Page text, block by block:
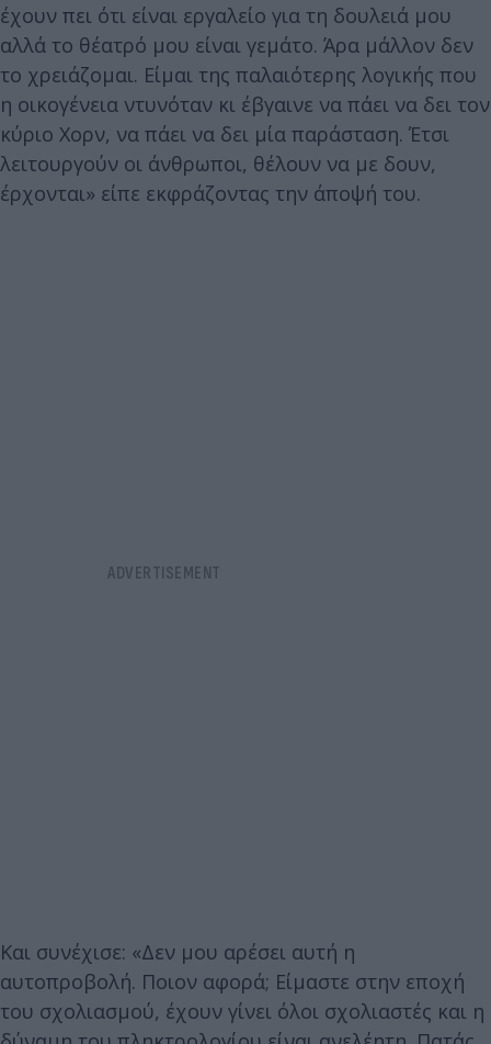
έχουν πει ότι είναι εργαλείο για τη δουλειά μου
αλλά το θέατρό μου είναι γεμάτο. Άρα μάλλον δεν
το χρειάζομαι. Είμαι της παλαιότερης λογικής που
η οικογένεια ντυνόταν κι έβγαινε να πάει να δει τον
κύριο Χορν, να πάει να δει μία παράσταση. Έτσι
λειτουργούν οι άνθρωποι, θέλουν να με δουν,
έρχονται» είπε εκφράζοντας την άποψή του.
Και συνέχισε: «Δεν μου αρέσει αυτή η
αυτοπροβολή. Ποιον αφορά; Είμαστε στην εποχή
του σχολιασμού, έχουν γίνει όλοι σχολιαστές και η